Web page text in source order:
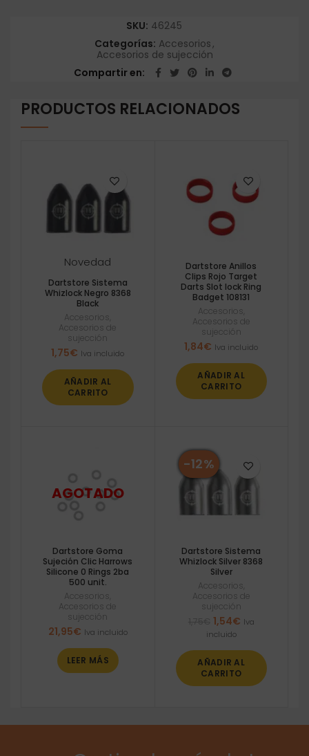
SKU: 46245
Categorías: Accesorios,
Accesorios de sujección
Compartir en
PRODUCTOS RELACIONADOS
Novedad
Dartstore Sistema
Whizlock Negro 8368
Black
Accesorios
Accesorios de
sujección
1,75€ Iva incluido
AÑADIR AL
CARRITO
Dartstore Anillos
Clips Rojo Target
Darts Slot lock Ring
Badget 108131
Accesorios
Accesorios de
sujección
1,84€ Iva incluido
AÑADIR AL
CARRITO
Dartstore Goma
Sujeción Clic Harrows
Silicone 0 Rings 2ba
500 unit.
Accesorios
Accesorios de
sujección
21,95€ Iva incluido
LEER MÁS
-12%
Dartstore Sistema
Whizlock Silver 8368
Silver
Accesorios
Accesorios de
sujección
El
precio
era:
1,75€.
1,54€El
es:
1,54€.
Iva
incluido
AÑADIR AL
CARRITO